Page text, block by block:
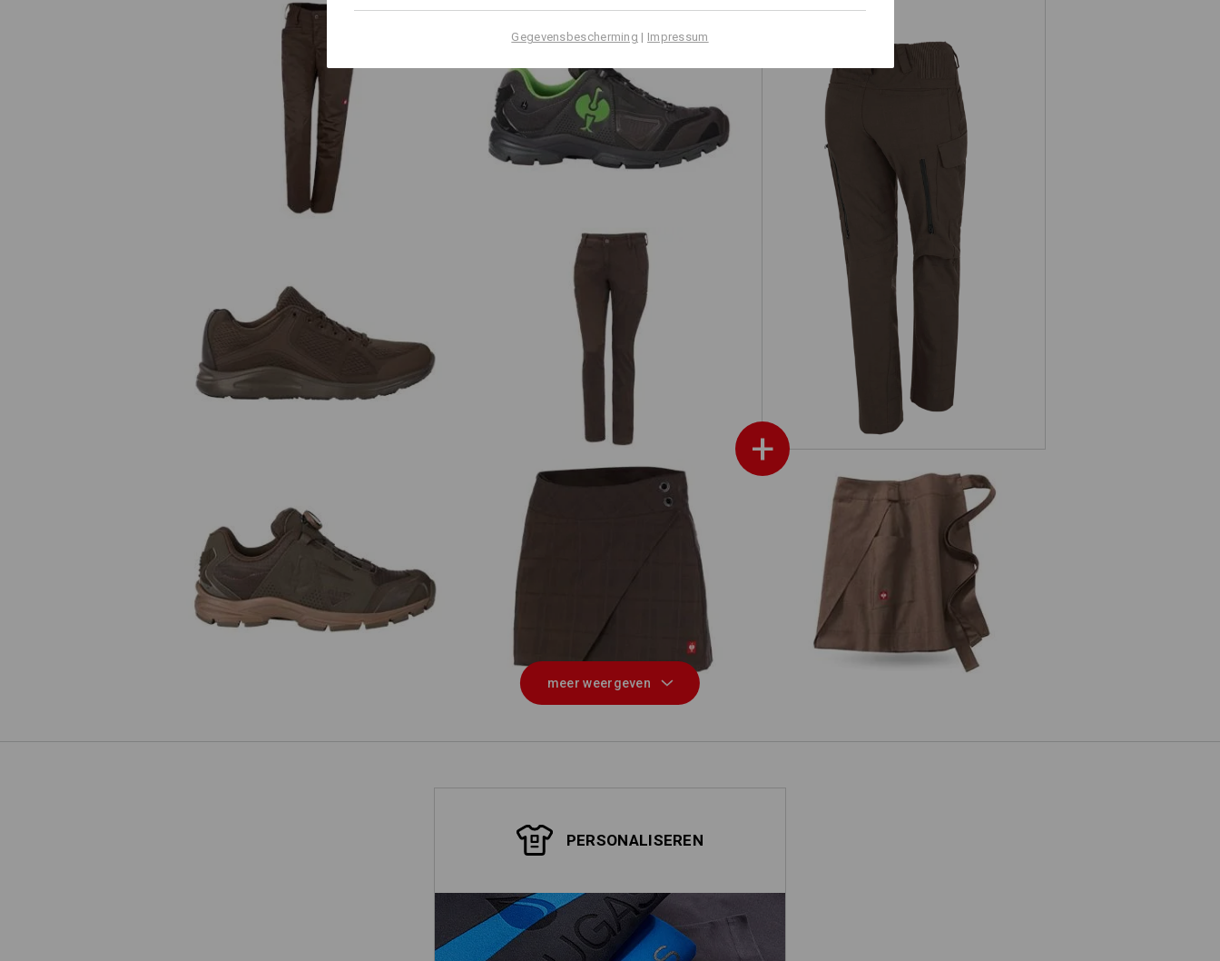
e.s. Werkbroek pocket, dames
+
e.s. Werkbroek base, dames O2 Werkschoenen e.s. Minkar II
e.s. O1 Werkschoenen Asterope e.s. Werkbroek Chino, dames
O1 Werkschoenen e.s. Corvids II low Voorbindschorten e.s.fusion, dames
meer weergeven
PERSONALISEREN
Gegevensbescherming | Impressum